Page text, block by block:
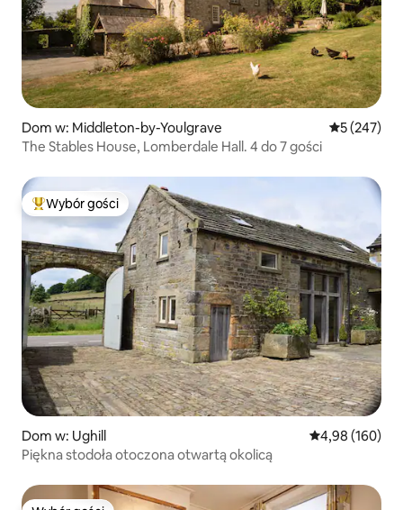
Dom w: Middleton-by-Youlgrave Średnia
5 (247)
The Stables House, Lomberdale Hall. 4 do 7 gości
Najpopularniejsze z kategorii Wybór gości
Wybór gości
Dom w: Ughill Średnia
4,98 (160)
Piękna stodoła otoczona otwartą okolicą